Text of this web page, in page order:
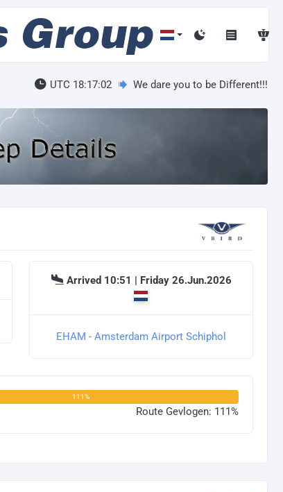
UTC 18:17:02 We dare you to be Different!!!
Arrived 10:51 | Friday 26.Jun.2026
EHAM - Amsterdam Airport Schiphol
111%
Route Gevlogen: 111%